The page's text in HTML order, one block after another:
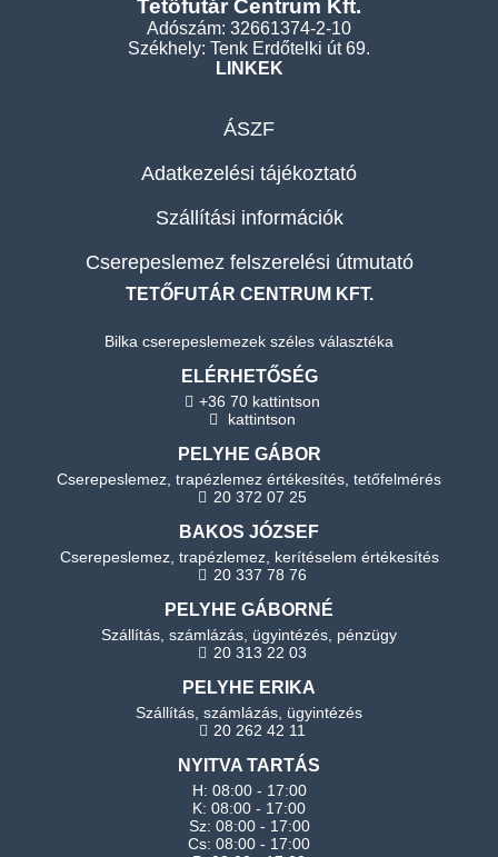
Tetőfutár Centrum Kft.
Adószám: 32661374-2-10
Székhely: Tenk Erdőtelki út 69.
LINKEK
ÁSZF
Adatkezelési tájékoztató
Szállítási információk
Cserepeslemez felszerelési útmutató
TETŐFUTÁR CENTRUM KFT.
Bilka cserepeslemezek széles választéka
ELÉRHETŐSÉG
+36 70 kattintson
kattintson
PELYHE GÁBOR
Cserepeslemez, trapézlemez értékesítés, tetőfelmérés
20 372 07 25
BAKOS JÓZSEF
Cserepeslemez, trapézlemez, kerítéselem értékesítés
20 337 78 76
PELYHE GÁBORNÉ
Szállítás, számlázás, ügyintézés, pénzügy
20 313 22 03
PELYHE ERIKA
Szállítás, számlázás, ügyintézés
20 262 42 11
NYITVA TARTÁS
H: 08:00 - 17:00
K: 08:00 - 17:00
Sz: 08:00 - 17:00
Cs: 08:00 - 17:00